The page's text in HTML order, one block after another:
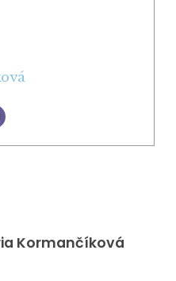
Kormančíková